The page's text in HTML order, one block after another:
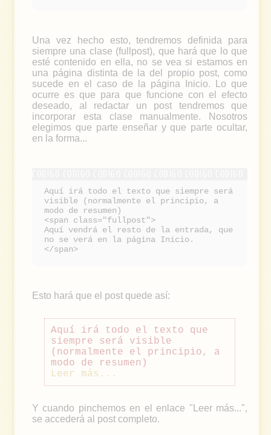
Una vez hecho esto, tendremos definida para
siempre una clase (fullpost), que hará que lo que
esté contenido en ella, no se vea si estamos en
una página distinta de la del propio post, como
sucede en el caso de la página Inicio. Lo que
ocurre es que para que funcione con el efecto
deseado, al redactar un post tendremos que
incorporar esta clase manualmente. Nosotros
elegimos que parte enseñar y que parte ocultar,
en la forma...
Aquí irá todo el texto que siempre será
visible (normalmente el principio, a
modo de resumen)
<span class="fullpost">
Aquí vendrá el resto de la entrada, que
no se verá en la página Inicio.
</span>
Esto hará que el post quede así:
Aquí irá todo el texto que
siempre será visible
(normalmente el principio, a
modo de resumen)
Leer más...
Y cuando pinchemos en el enlace "Leer más...",
se accederá al post completo.